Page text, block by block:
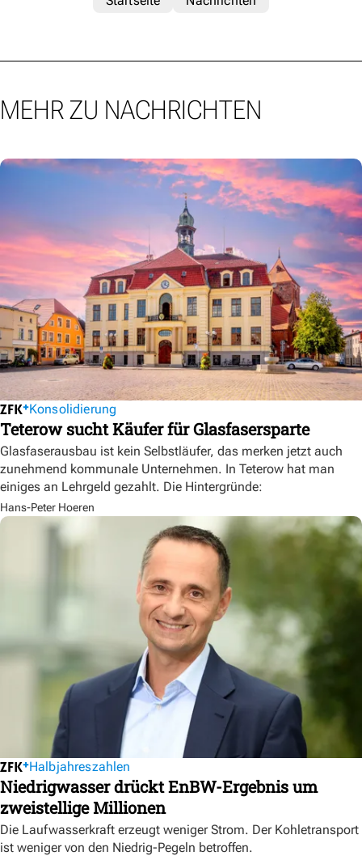
MEHR ZU NACHRICHTEN
Konsolidierung
Teterow sucht Käufer für Glasfasersparte
Glasfaserausbau ist kein Selbstläufer, das merken jetzt auch
zunehmend kommunale Unternehmen. In Teterow hat man
einiges an Lehrgeld gezahlt. Die Hintergründe:
Hans-Peter Hoeren
Halbjahreszahlen
Niedrigwasser drückt EnBW-Ergebnis um
zweistellige Millionen
Die Laufwasserkraft erzeugt weniger Strom. Der Kohletransport
ist weniger von den Niedrig-Pegeln betroffen.